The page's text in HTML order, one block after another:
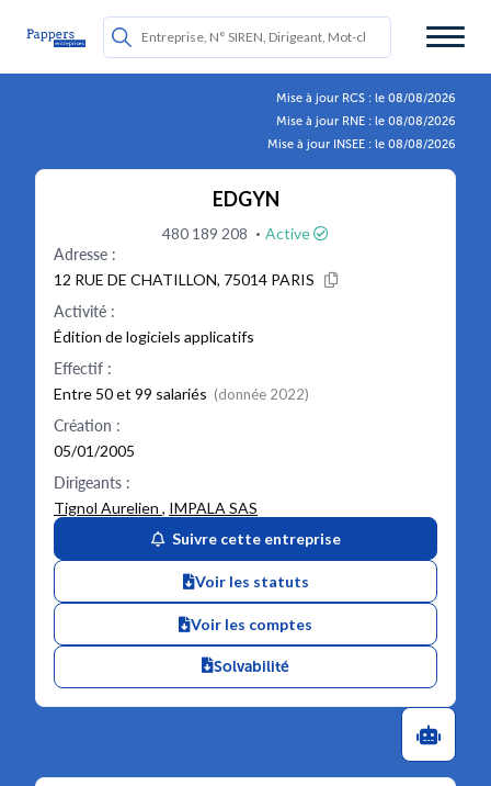
Mise à jour RCS : le 08/08/2026
Mise à jour RNE : le 08/08/2026
Mise à jour INSEE : le 08/08/2026
EDGYN
480 189 208 · Active
Adresse :
12 RUE DE CHATILLON, 75014 PARIS
Activité :
Édition de logiciels applicatifs
Effectif :
Entre 50 et 99 salariés (donnée 2022)
Création :
05/01/2005
Dirigeants :
Tignol Aurelien , IMPALA SAS
Suivre cette entreprise
Voir les statuts
Voir les comptes
Solvabilité